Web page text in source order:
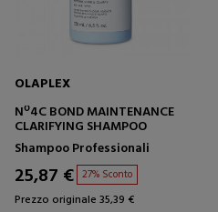
OLAPLEX
Nº4C BOND MAINTENANCE
CLARIFYING SHAMPOO
Shampoo Professionali
25,87 € 27% Sconto
Prezzo originale 35,39 €